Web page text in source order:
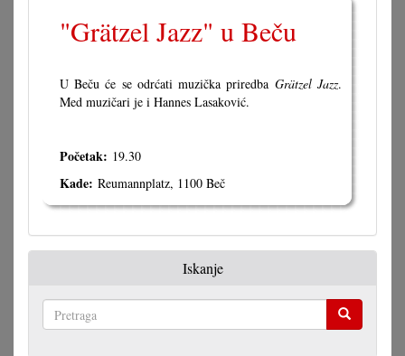
"Grätzel Jazz" u Beču
U Beču će se odrćati muzička priredbaGrätzel Jazz.
Med muzičari je i Hannes Lasaković.
Početak: 19.30
Kade: Reumannplatz, 1100 Beč
Iskanje